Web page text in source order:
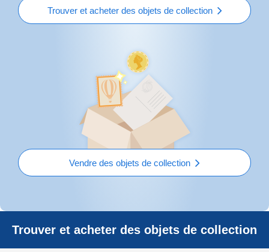
Trouver et acheter des objets de collection
Vendre des objets de collection
Trouver et acheter des objets de collection